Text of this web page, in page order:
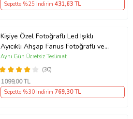
Sepette %25 İndirim 431,63 TL
Kişiye Özel Fotoğraflı Led Işıklı
Ayıcıklı Ahşap Fanus Fotoğraflı ve
İsme Özel Hediye
(30)
Aynı Gün Ücretsiz Teslimat
1099,00 TL
Sepette %30 İndirim 769,30 TL